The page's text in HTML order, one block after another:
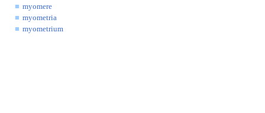
myomere
myometria
myometrium